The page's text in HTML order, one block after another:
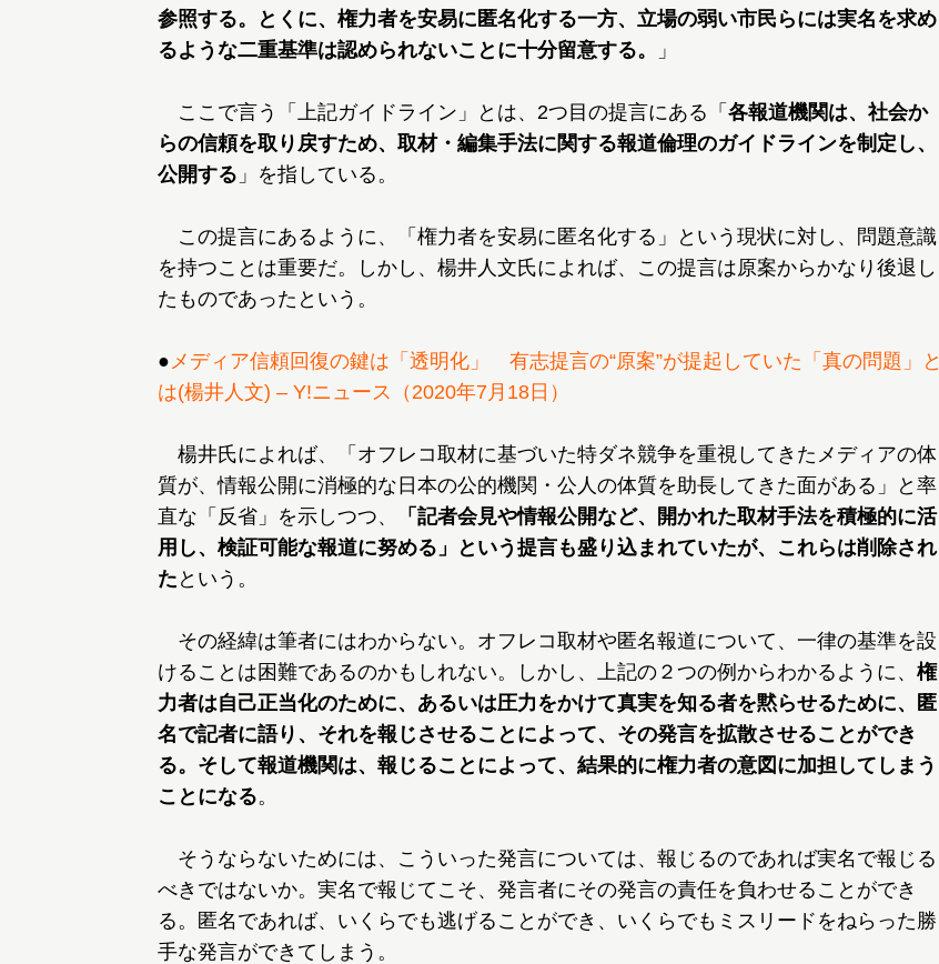
参照する。とくに、権力者を安易に匿名化する一方、立場の弱い市民らには実名を求め
るような二重基準は認められないことに十分留意する。
」
ここで言う「上記ガイドライン」とは、2つ目の提言にある「 各報道機関は、社会か
らの信頼を取り戻すため、取材・編集手法に関する報道倫理のガイドラインを制定し、
公開する 」を指している。
この提言にあるように、「権力者を安易に匿名化する」という現状に対し、問題意識
を持つことは重要だ。しかし、楊井人文氏によれば、この提言は原案からかなり後退し
たものであったという。
●メディア信頼回復の鍵は「透明化」 有志提言の“原案”が提起していた「真の問題」と
は(楊井人文) – Y!ニュース（2020年7月18日）
楊井氏によれば、「オフレコ取材に基づいた特ダネ競争を重視してきたメディアの体
質が、情報公開に消極的な日本の公的機関・公人の体質を助長してきた面がある」と率
直な「反省」を示しつつ、
「記者会見や情報公開など、開かれた取材手法を積極的に活
用し、検証可能な報道に努める」という提言も盛り込まれていたが、これらは削除され
た という。
その経緯は筆者にはわからない。オフレコ取材や匿名報道について、一律の基準を設
けることは困難であるのかもしれない。しかし、上記の２つの例からわかるように、 権
力者は自己正当化のために、あるいは圧力をかけて真実を知る者を黙らせるために、匿
名で記者に語り、それを報じさせることによって、その発言を拡散させることができ
る。そして報道機関は、報じることによって、結果的に権力者の意図に加担してしまう
ことになる。
そうならないためには、こういった発言については、報じるのであれば実名で報じる
べきではないか。実名で報じてこそ、発言者にその発言の責任を負わせることができ
る。匿名であれば、いくらでも逃げることができ、いくらでもミスリードをねらった勝
手な発言ができてしまう。